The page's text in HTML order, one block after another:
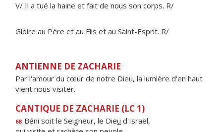
V/ Il a tué la haine et fait de nous son corps. R/
Gloire au Père et au Fils et au Saint-Esprit. R/
ANTIENNE DE ZACHARIE
Par l'amour du cœur de notre Dieu, la lumière d'en haut
vient nous visiter.
CANTIQUE DE ZACHARIE (LC 1)
68 Béni soit le Seigneur, le Dieu d'Israël,